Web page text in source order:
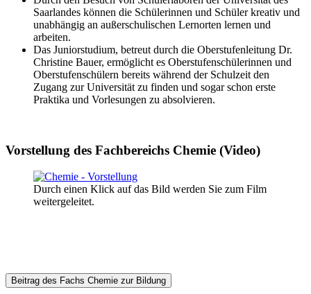
Saarlandes können die Schülerinnen und Schüler kreativ und
unabhängig an außerschulischen Lernorten lernen und
arbeiten.
Das Juniorstudium, betreut durch die Oberstufenleitung Dr.
Christine Bauer, ermöglicht es Oberstufenschülerinnen und
Oberstufenschülern bereits während der Schulzeit den
Zugang zur Universität zu finden und sogar schon erste
Praktika und Vorlesungen zu absolvieren.
Vorstellung des Fachbereichs Chemie (Video)
Durch einen Klick auf das Bild werden Sie zum Film
weitergeleitet.
Beitrag des Fachs Chemie zur Bildung